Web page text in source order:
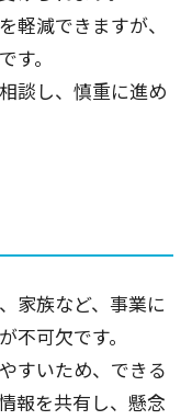
軽減できますが、
。
談し、慎重に進め
家族など、事業に
不可欠です。
すいため、できる
報を共有し、懸念